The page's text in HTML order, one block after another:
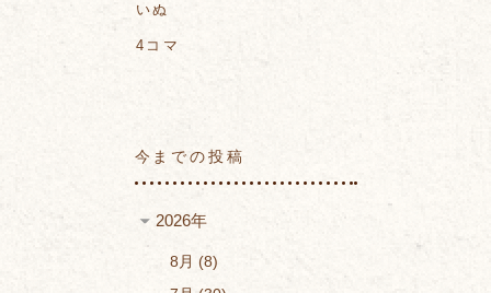
いぬ
4コマ
今までの投稿
2026年
8月
8